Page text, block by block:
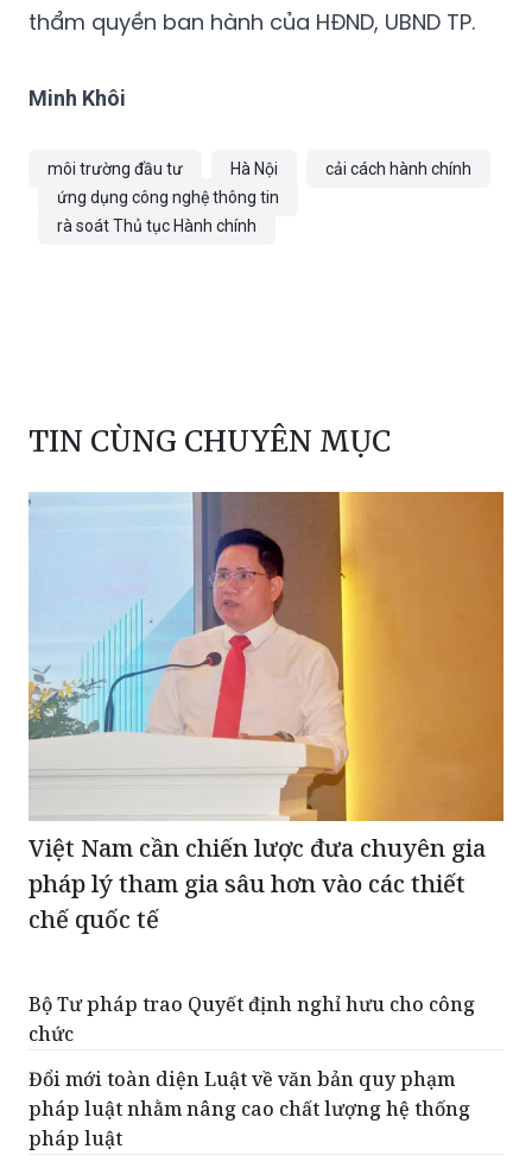
thẩm quyền ban hành của HĐND, UBND TP.
Minh Khôi
môi trường đầu tư Hà Nội
cải cách hành chính
ứng dụng công nghệ thông tin
rà soát Thủ tục Hành chính
TIN CÙNG CHUYÊN MỤC
Việt Nam cần chiến lược đưa chuyên gia
pháp lý tham gia sâu hơn vào các thiết
chế quốc tế
Bộ Tư pháp trao Quyết định nghỉ hưu cho công
chức
Đổi mới toàn diện Luật về văn bản quy phạm
pháp luật nhằm nâng cao chất lượng hệ thống
pháp luật